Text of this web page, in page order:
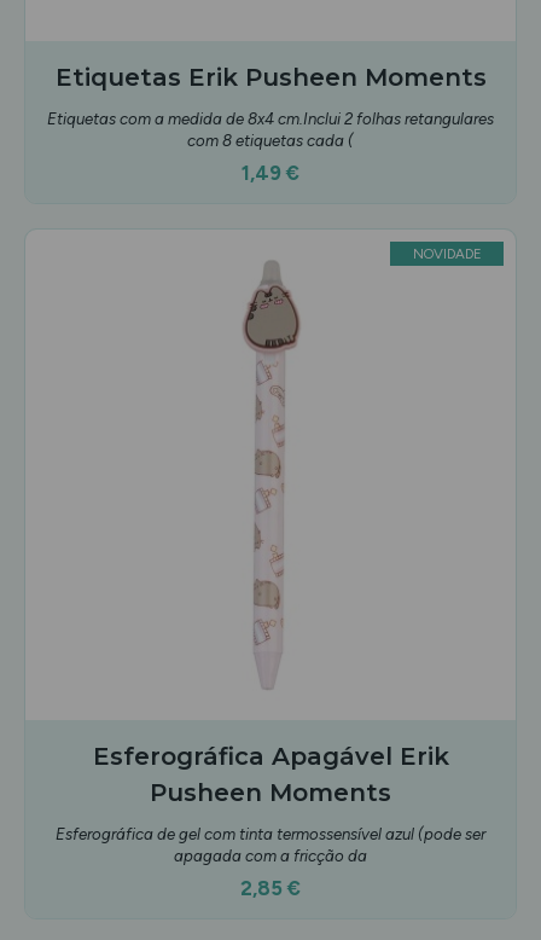
Etiquetas Erik Pusheen Moments
Etiquetas com a medida de 8x4 cm.Inclui 2 folhas retangulares
com 8 etiquetas cada (
1,49 €
NOVIDADE
Esferográfica Apagável Erik
Pusheen Moments
Esferográfica de gel com tinta termossensível azul (pode ser
apagada com a fricção da
2,85 €